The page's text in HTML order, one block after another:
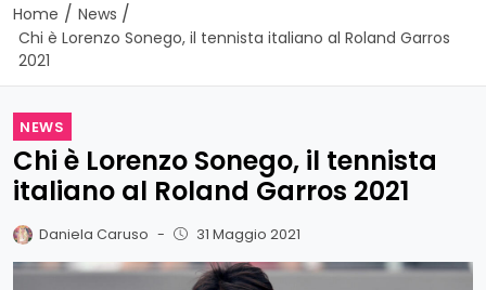
Home / News /
Chi è Lorenzo Sonego, il tennista italiano al Roland Garros
2021
NEWS
Chi è Lorenzo Sonego, il tennista
italiano al Roland Garros 2021
Daniela Caruso - 31 Maggio 2021